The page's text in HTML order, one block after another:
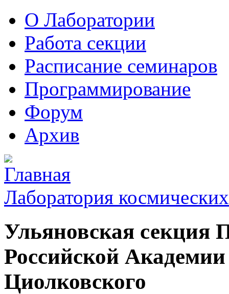
О Лаборатории
Работа секции
Расписание семинаров
Программирование
Форум
Архив
Лаборатория
Ульяновская секция
Российской
Циолковского